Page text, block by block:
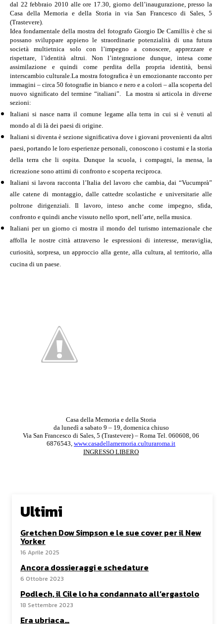
dal 22 febbraio 2010 alle ore 17.30, giorno dell’inaugurazione, presso la
Casa della Memoria e della Storia in via San Francesco di Sales, 5
(Trastevere).
Idea fondamentale della mostra del fotografo Giorgio De Camillis è che si
possano sviluppare appieno le straordinarie potenzialità di una futura
società multietnica solo con l’impegno a conoscere, apprezzare e
rispettare, l’identità altrui. Non l’integrazione dunque, intesa come
assimilazione e quindi come perdita della propria identità, bensì
interscambio culturale.La mostra fotografica è un emozionante racconto per
immagini – circa 50 fotografie in bianco e nero e a colori – alla scoperta del
nuovo significato del termine “italiani”. La mostra si articola in diverse
sezioni:
Italiani si nascenarrail comunelegame alla terra in cui si è venuti al
mondo al di là dei paesi di origine.
Italiani si diventa è sezione significativa dove i giovani provenienti da altri
paesi, portando le loro esperienze personali, conoscono i costumi e la storia
della terra che li ospita. Dunque la scuola, i compagni, la mensa, la
ricreazione sono attimi di confronto e scoperta reciproca.
Italiani si lavoraracconta l’Italia del lavoro che cambia, dai “Vucumprà”
alle catene di montaggio, dalle cattedre scolastiche e universitarie alle
poltrone dirigenziali. Il lavoro, inteso anche come impegno, sfida,
confronto e quindi anche vissuto nello sport, nell’arte, nella musica.
Italiani per un giorno ci mostra il mondo del turismo internazionale che
affolla le nostre città attraverso le espressioni di interesse, meraviglia,
curiosità, sorpresa, un approccio alla gente, alla cultura, al territorio, alla
cucina di un paese.
Casa della Memoria e della Storia
da lunedì a sabato 9 – 19, domenica chiuso
Via San Francesco di Sales, 5 (Trastevere) – Roma Tel. 060608, 06
6876543, www.casadellamemoria.culturaroma.it
INGRESSO LIBERO
Ultimi
Gretchen Dow Simpson e le sue cover per il New
Yorker
16 Aprile 2025
Ancora dossieraggi e schedature
6 Ottobre 2023
Podlech, il Cile lo ha condannato all’ergastolo
18 Settembre 2023
Era ubriaca…